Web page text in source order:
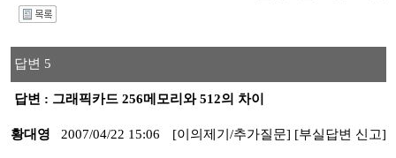
답변 5
답변 : 그래픽카드 256메모리와 512의 차이
황대영 2007/04/22 15:06 [이의제기/추가질문] [부실답변 신고]